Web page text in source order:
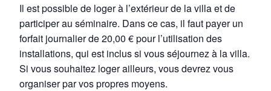
Il est possible de loger à l’extérieur de la villa et de
participer au séminaire. Dans ce cas, il faut payer un
forfait journalier de 20,00 € pour l’utilisation des
installations, qui est inclus si vous séjournez à la villa.
Si vous souhaitez loger ailleurs, vous devrez vous
organiser par vos propres moyens.